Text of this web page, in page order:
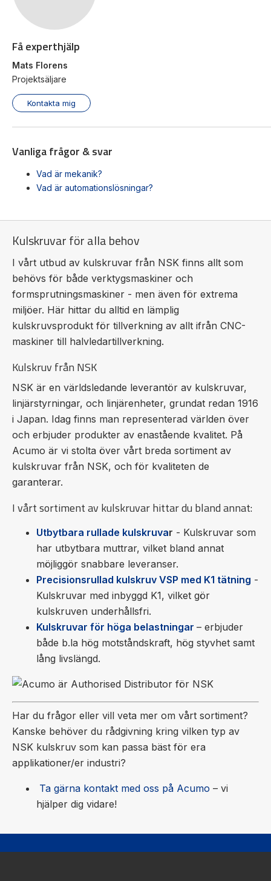
Få experthjälp
Mats Florens
Projektsäljare
Kontakta mig
Vanliga frågor & svar
Vad är mekanik?
Vad är automationslösningar?
Kulskruvar för alla behov
I vårt utbud av kulskruvar från NSK finns allt som
behövs för både verktygsmaskiner och
formsprutningsmaskiner - men även för extrema
miljöer. Här hittar du alltid en lämplig
kulskruvsprodukt för tillverkning av allt ifrån CNC-
maskiner till halvledartillverkning.
Kulskruv från NSK
NSK är en världsledande leverantör av kulskruvar,
linjärstyrningar, och linjärenheter, grundat redan 1916
i Japan. Idag finns man representerad världen över
och erbjuder produkter av enastående kvalitet. På
Acumo är vi stolta över vårt breda sortiment av
kulskruvar från NSK, och för kvaliteten de
garanterar.
I vårt sortiment av kulskruvar hittar du bland annat:
Utbytbara rullade kulskruvar - Kulskruvar som
har utbytbara muttrar, vilket bland annat
möjliggör snabbare leveranser.
Precisionsrullad kulskruv VSP med K1 tätning -
Kulskruvar med inbyggd K1, vilket gör
kulskruven underhållsfri.
Kulskruvar för höga belastningar – erbjuder
både b.la hög motståndskraft, hög styvhet samt
lång livslängd.
Har du frågor eller vill veta mer om vårt sortiment?
Kanske behöver du rådgivning kring vilken typ av
NSK kulskruv som kan passa bäst för era
applikationer/er industri?
Ta gärna kontakt med oss på Acumo – vi
hjälper dig vidare!